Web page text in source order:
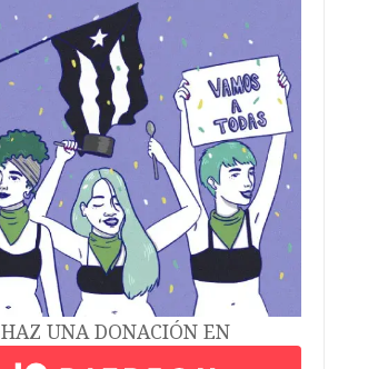
HAZ UNA DONACIÓN EN